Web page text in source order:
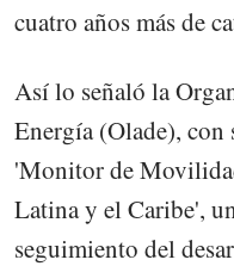
cuatro años más de
Así lo señaló la
Energía (Olade), con
'Monitor de
Latina y el Caribe',
seguimiento del